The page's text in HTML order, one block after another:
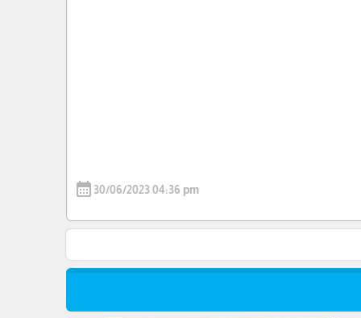
calendar_month 30/06/2023 04:36 pm